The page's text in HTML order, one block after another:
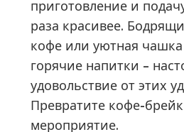
приготовление и
раза красивее.
кофе или уютная чашка
горячие напитки –
удовольствие от этих
Превратите кофе-
мероприятие.